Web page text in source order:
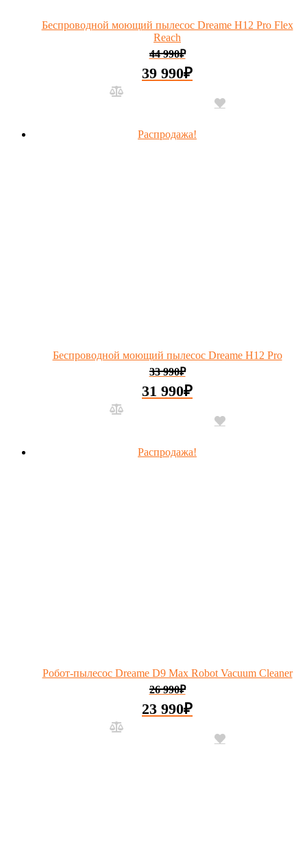
Беспроводной моющий пылесос Dreame H12 Pro Flex
Reach
44 990₽
39 990₽
Распродажа!
Беспроводной моющий пылесос Dreame H12 Pro
33 990₽
31 990₽
Распродажа!
Робот-пылесос Dreame D9 Max Robot Vacuum Cleaner
26 990₽
23 990₽